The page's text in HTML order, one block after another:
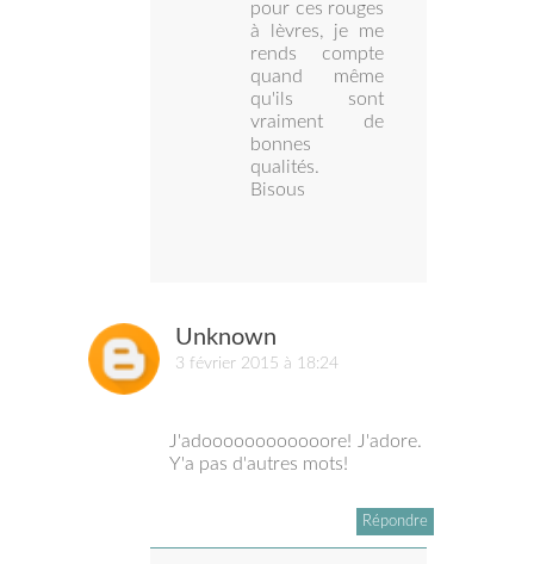
pour ces rouges
à lèvres, je me
rends compte
quand même
qu'ils sont
vraiment de
bonnes
qualités.
Bisous
Unknown
3 février 2015 à 18:24
J'adoooooooooooore! J'adore.
Y'a pas d'autres mots!
Répondre